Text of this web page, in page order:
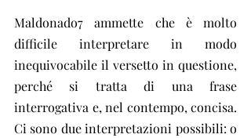
Maldonado7 ammette che è molto
difficile interpretare in modo
inequivocabile il versetto in questione,
perché si tratta di una frase
interrogativa e, nel contempo, concisa.
Ci sono due interpretazioni possibili: o